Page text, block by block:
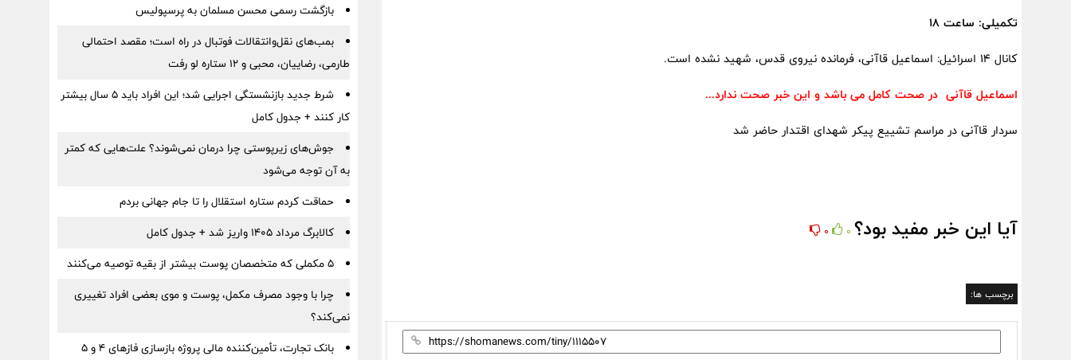
تکمیلی: ساعت ۱۸
کانال ۱۴ اسرائیل: اسماعیل قاآنی، فرمانده نیروی قدس، شهید نشده است.
اسماعیل قاآنی در صحت کامل می باشد و این خبر صحت ندارد...
سردار قاآنی در مراسم تشییع پیکر شهدای اقتدار حاضر شد
آیا این خبر مفید بود؟ 0
0
برچسب ها:
بازگشت رسمی محسن مسلمان به پرسپولیس
بمب‌های نقل‌وانتقالات فوتبال در راه است؛ مقصد احتمالی
طارمی، رضاییان، محبی و ۱۲ ستاره لو رفت
شرط جدید بازنشستگی اجرایی شد؛ این افراد باید ۵ سال بیشتر
کار کنند + جدول کامل
جوش‌های زیرپوستی چرا درمان نمی‌شوند؟ علت‌هایی که کمتر
به آن توجه می‌شود
حماقت کردم ستاره استقلال را تا جام جهانی بردم
کالابرگ مرداد ۱۴۰۵ واریز شد + جدول کامل
۵ مکملی که متخصصان پوست بیشتر از بقیه توصیه می‌کنند
چرا با وجود مصرف مکمل، پوست و موی بعضی افراد تغییری
نمی‌کند؟
بانک تجارت، تأمین‌کننده مالی پروژه بازسازی فازهای ۴ و ۵